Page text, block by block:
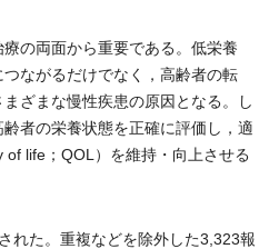
の両面から重要である。低栄養
ながるだけでなく，高齢者の転
ざまな慢性疾患の原因となる。し
者の栄養状態を正確に評価し，適
life；QOL）を維持・向上させる
れた。重複などを除外した3,323報